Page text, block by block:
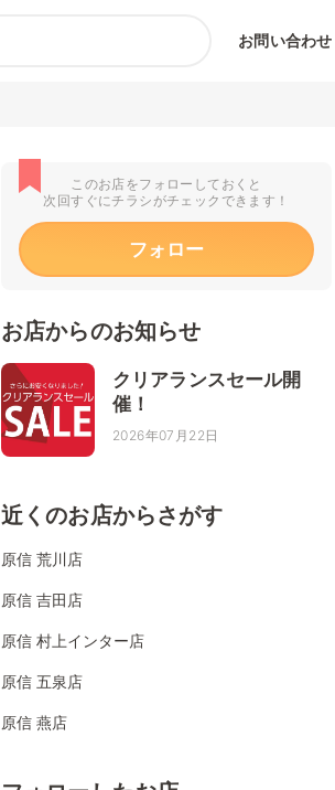
お問い合わせ
このお店をフォローしておくと
次回すぐにチラシがチェックできます！
フォロー
お店からのお知らせ
クリアランスセール開
催！
2026年07月22日
近くのお店からさがす
原信 荒川店
原信 吉田店
原信 村上インター店
原信 五泉店
原信 燕店